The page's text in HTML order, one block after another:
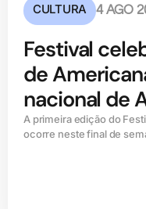
CULTURA 4 AGO
Festival
de
nacional de
A primeira edição do
ocorre neste final de